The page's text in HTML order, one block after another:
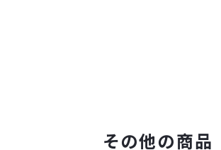
その他の商品